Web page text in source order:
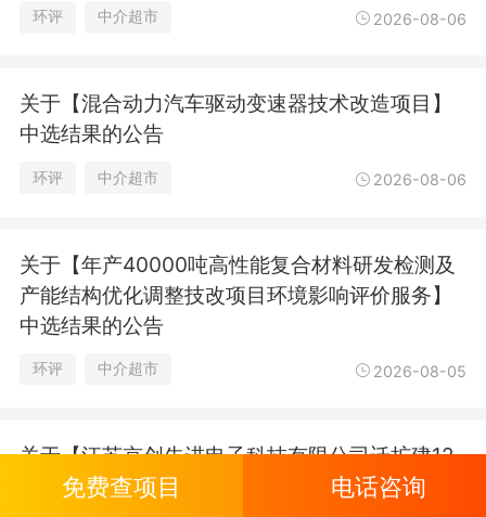
环评 中介超市 2026-08-06
关于【混合动力汽车驱动变速器技术改造项目】
中选结果的公告
环评 中介超市 2026-08-06
关于【年产40000吨高性能复合材料研发检测及
产能结构优化调整技改项目环境影响评价服务】
中选结果的公告
环评 中介超市 2026-08-05
关于【江苏京创先进电子科技有限公司迁扩建12
英寸半导体先进封装全链路设备项目环评编制服
免费查项目 电话咨询